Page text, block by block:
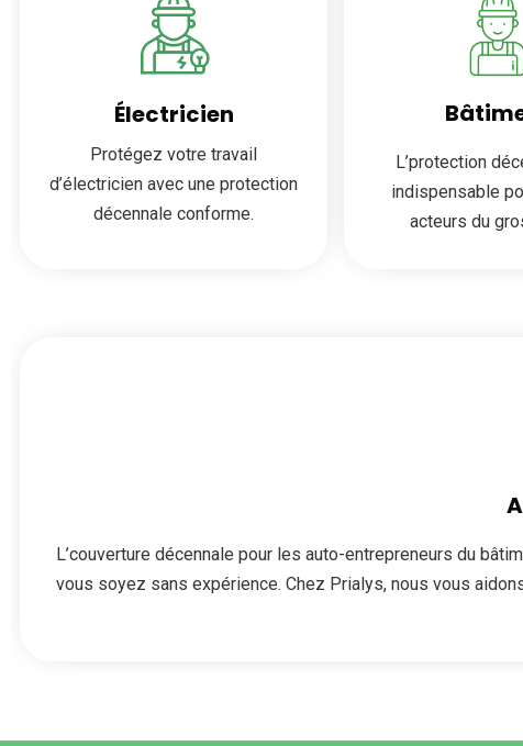
Électricien
Protégez votre travail
d’électricien avec une protection
décennale conforme.
L’protection
indispensable
acteurs du
L’couverture décennale pour les auto-entrepreneurs du
vous soyez sans expérience. Chez Prialys, nous vous